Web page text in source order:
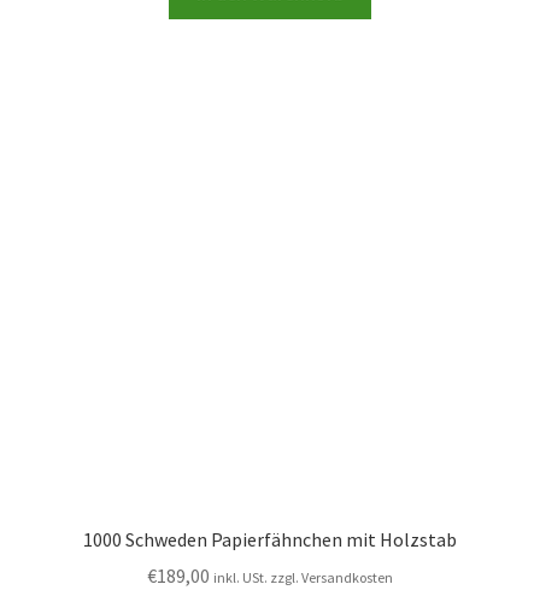
1000 Schweden Papierfähnchen mit Holzstab
€189,00 inkl. USt. zzgl. Versandkosten